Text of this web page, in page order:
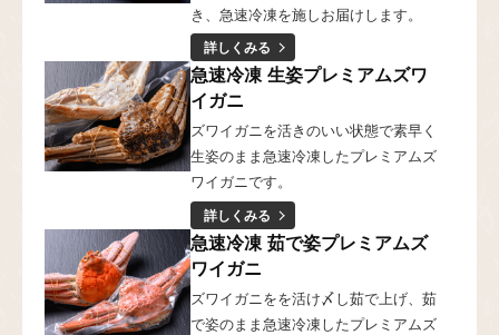
き、急速冷凍を施しお届けします。
詳しくみる
急速冷凍 生姿プレミアムズワ
イガニ
ズワイガニを活きのいい状態で素早く
生姿のまま急速冷凍したプレミアムズ
ワイガニです。
詳しくみる
急速冷凍 茹で姿プレミアムズ
ワイガニ
ズワイガニをを活け〆し茹で上げ、茹
で姿のまま急速冷凍したプレミアムズ